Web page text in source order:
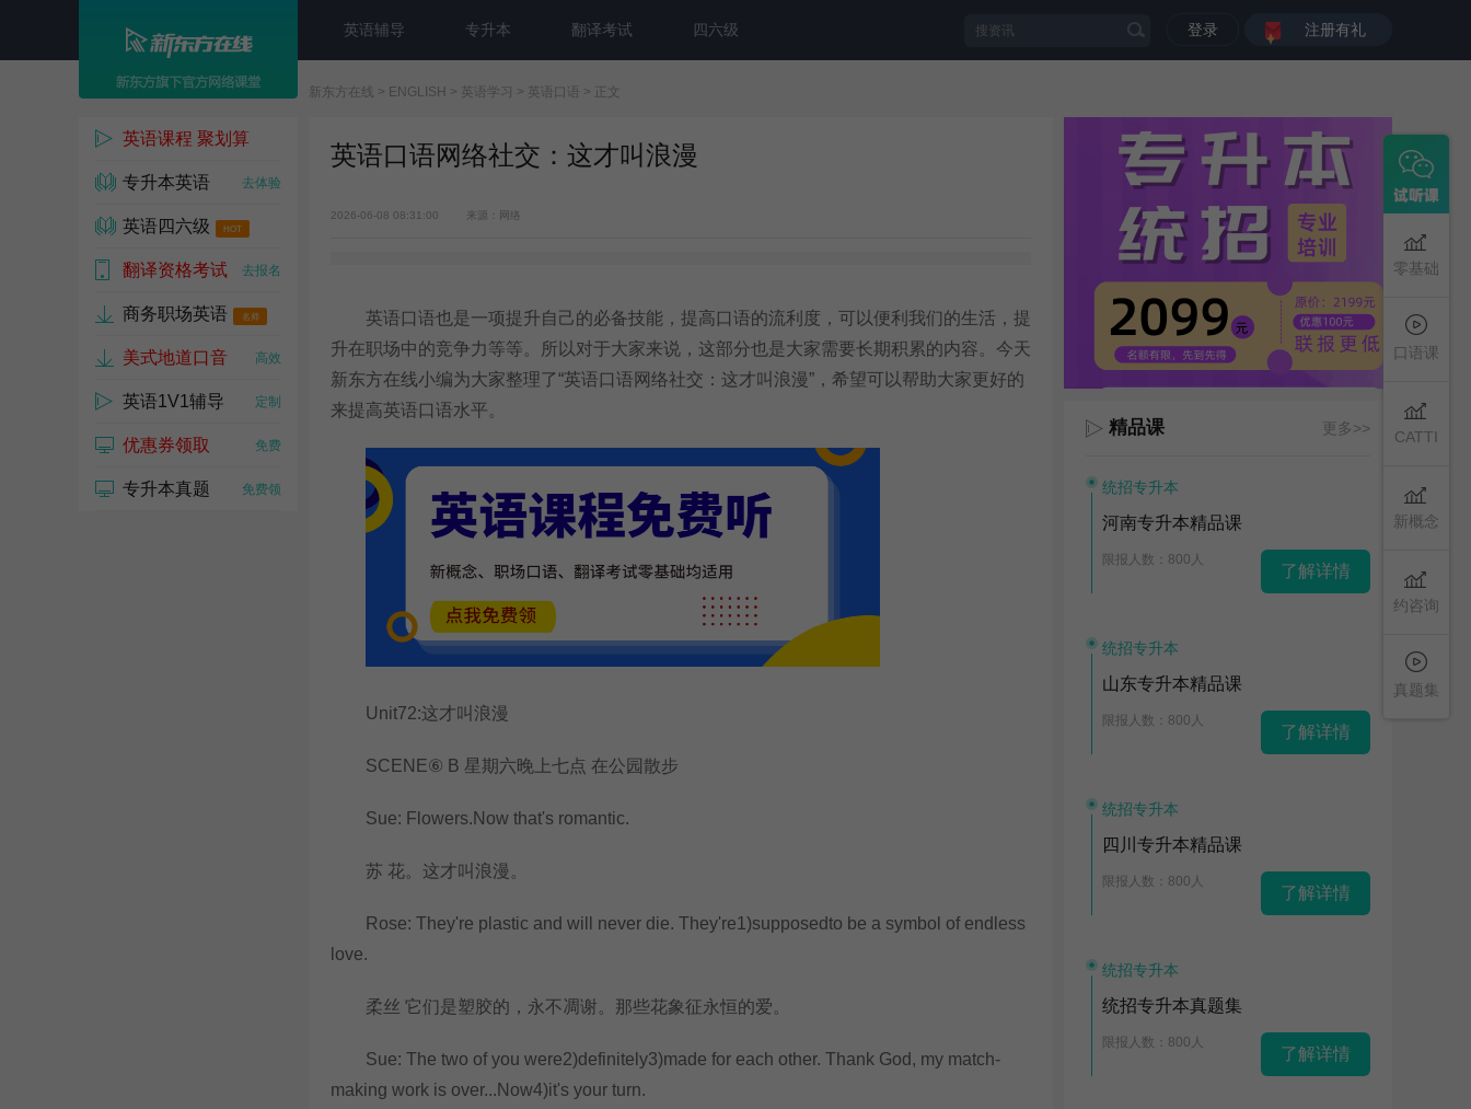
英语辅导 专升本 翻译考试 四六级 登录 注册有礼
新东方在线 > ENGLISH > 英语学习 > 英语口语 > 正文
英语课程 聚划算
1w人已参与
专升本英语 去体验
英语四六级 HOT
去试听
翻译资格考试 去报名
商务职场英语 名师
美式地道口音 高效
英语1V1辅导 定制
优惠券领取 免费
专升本真题 免费领
英语口语网络社交：这才叫浪漫
2026-06-08 08:31:00 来源：网络
英语口语也是一项提升自己的必备技能，提高口语的流利度，可以便利我们的生活，提
升在职场中的竞争力等等。所以对于大家来说，这部分也是大家需要长期积累的内容。今天
新东方在线小编为大家整理了“英语口语网络社交：这才叫浪漫”，希望可以帮助大家更好的
来提高英语口语水平。
Unit72:这才叫浪漫
SCENE⑥ B 星期六晚上七点 在公园散步
Sue: Flowers.Now that's romantic.
苏 花。这才叫浪漫。
Rose: They're plastic and will never die. They're1)supposedto be a symbol of endless
love.
柔丝 它们是塑胶的，永不凋谢。那些花象征永恒的爱。
Sue: The two of you were2)definitely3)made for each other. Thank God, my match-
making work is over...Now4)it's your turn.
零基础
口语课
CATTI
新概念
约咨询
真题集
精品课 更多>>
统招专升本
河南专升本精品课
限报人数：800人
了解详情
统招专升本
山东专升本精品课
限报人数：800人
了解详情
统招专升本
四川专升本精品课
限报人数：800人
了解详情
统招专升本
统招专升本真题集
限报人数：800人
了解详情